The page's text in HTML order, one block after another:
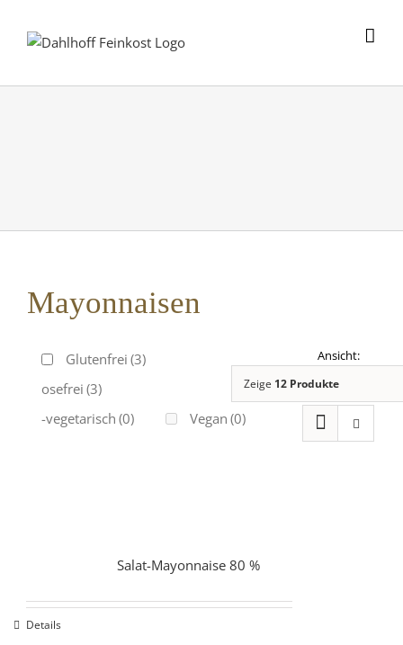
Mayonnaisen
Glutenfrei (3)
Laktosefrei (3)
Ovo-vegetarisch (0) Vegan (0)
Zeige 12 Produkte
Salat-Mayonnaise 80 %
Details